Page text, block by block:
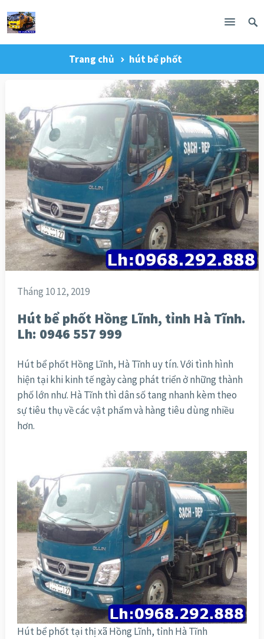
Trang chủ hút bể phốt
Tháng 10 12, 2019
Hút bể phốt Hồng Lĩnh, tỉnh Hà Tĩnh.
Lh: 0946 557 999
Hút bể phốt Hồng Lĩnh, Hà Tĩnh uy tín. Với tình hình
hiện tại khi kinh tế ngày càng phát triển ở những thành
phố lớn như. Hà Tĩnh thì dân số tang nhanh kèm theo
sự tiêu thụ về các vật phẩm và hàng tiêu dùng nhiều
hơn.
Hút bể phốt tại thị xã Hồng Lĩnh, tỉnh Hà Tĩnh